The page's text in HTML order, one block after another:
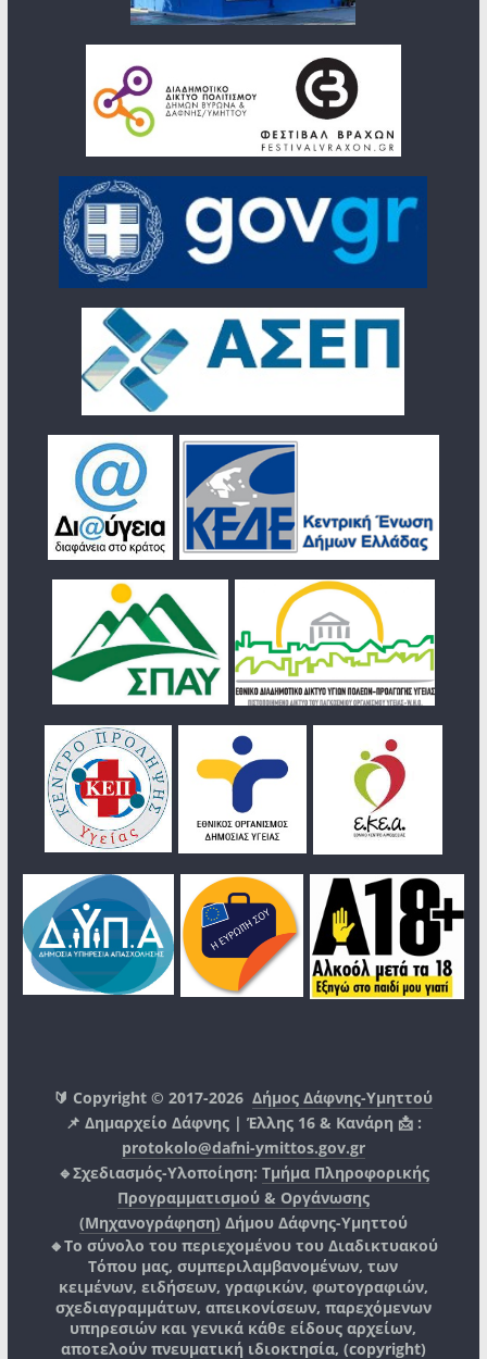
🔰 Copyright © 2017-2026Δήμος Δάφνης-Υμηττού
📌 Δημαρχείο Δάφνης | Έλλης 16 & Κανάρη 📩 :
protokolo@dafni-ymittos.gov.gr
🔹Σχεδιασμός-Υλοποίηση: Τμήμα Πληροφορικής
Προγραμματισμού & Οργάνωσης
(Μηχανογράφηση) Δήμου Δάφνης-Υμηττού
🔸Το σύνολο του περιεχομένου του Διαδικτυακού
Τόπου μας, συμπεριλαμβανομένων, των
κειμένων, ειδήσεων, γραφικών, φωτογραφιών,
σχεδιαγραμμάτων, απεικονίσεων, παρεχόμενων
υπηρεσιών και γενικά κάθε είδους αρχείων,
αποτελούν πνευματική ιδιοκτησία, (copyright)